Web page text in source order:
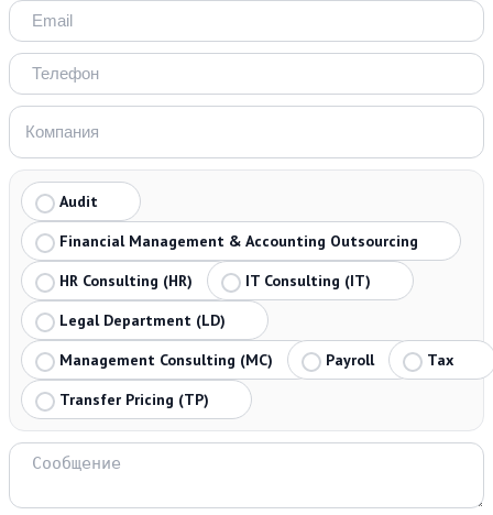
Audit
Financial Management & Accounting Outsourcing
HR Consulting (HR)
IT Consulting (IT)
Legal Department (LD)
Management Consulting (MC)
Payroll
Tax
Transfer Pricing (TP)